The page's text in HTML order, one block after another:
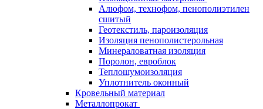
Алюфом, технофом, пенополиэтилен
сшитый
Геотекстиль, пароизоляция
Изоляция пенополистерольная
Минераловатная изоляция
Поролон, евроблок
Теплошумоизоляция
Уплотнитель оконный
Кровельный материал
Металлопрокат